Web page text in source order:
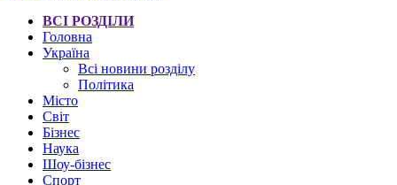
ВСІ РОЗДІЛИ
Головна
Україна
Всі новини розділу
Політика
Місто
Світ
Бізнес
Наука
Шоу-бізнес
Спорт